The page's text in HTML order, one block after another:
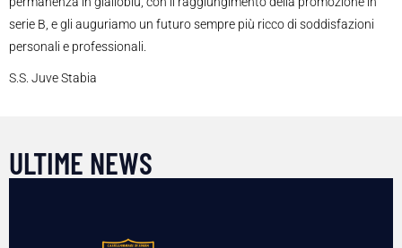
serie B, e gli auguriamo un futuro sempre più ricco di soddisfazioni
personali e professionali.
S.S. Juve Stabia
ULTIME NEWS